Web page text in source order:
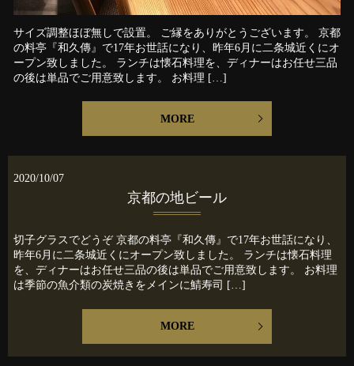
サイズ調整ほぼ無しで設置。 ご縁をありがとうございます。 京都
の料亭『和久傳』で17年お世話になり、昨年6月に二条城近くにオ
ープン致しました。 ランチは懐石料理を、ディナーはお任せ三品
の後は単品でご用意致します。 お料理 […]
MORE
2020/10/07
京都の地ビール
切子グラスでどうぞ 京都の料亭『和久傳』で17年お世話になり、
昨年6月に二条城近くにオープン致しました。 ランチは懐石料理
を、ディナーはお任せ三品の後は単品でご用意致します。 お料理
は季節の魚介類の炭焼きをメインに鯖寿司 […]
MORE